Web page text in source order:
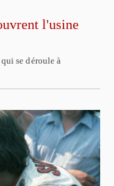
l'usine
se déroule à